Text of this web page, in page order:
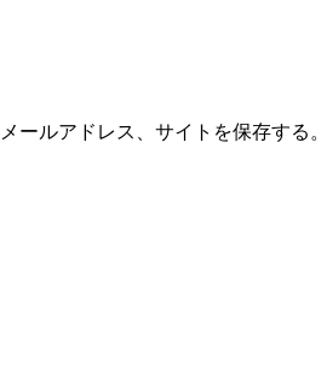
ールアドレス、サイトを保存する。